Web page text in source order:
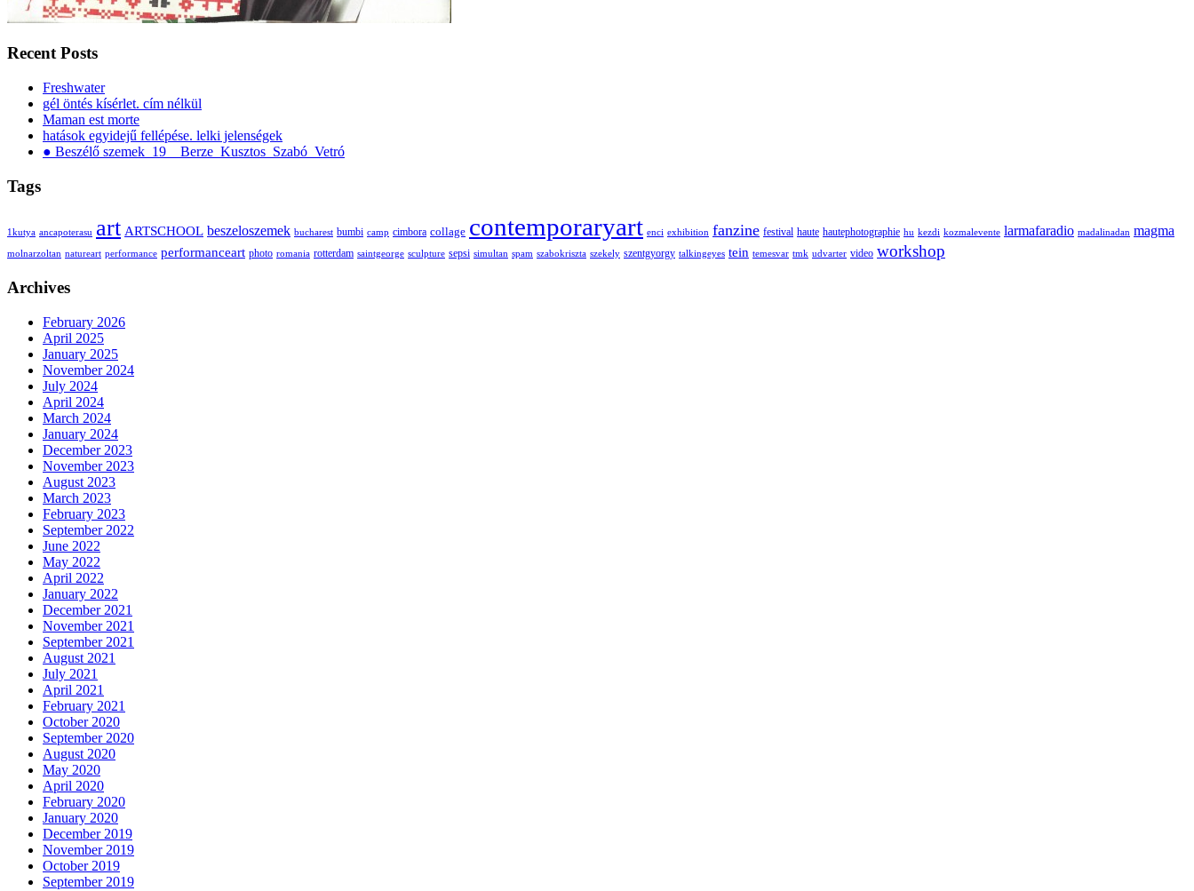
Recent Posts
Freshwater
gél öntés kísérlet. cím nélkül
Maman est morte
hatások egyidejű fellépése. lelki jelenségek
● Beszélő szemek_19__Berze_Kusztos_Szabó_Vetró
Tags
1kutya ancapoterasu art ARTSCHOOL beszeloszemek bucharest bumbi camp cimbora collage contemporaryart enci exhibition fanzine festival haute hautephotographie hu kezdi kozmalevente larmafaradio madalinadan magma
molnarzoltan natureart performance performanceart photo romania rotterdam saintgeorge sculpture sepsi simultan spam szabokriszta szekely szentgyorgy talkingeyes tein temesvar tmk udvarter video workshop
Archives
February 2026
April 2025
January 2025
November 2024
July 2024
April 2024
March 2024
January 2024
December 2023
November 2023
August 2023
March 2023
February 2023
September 2022
June 2022
May 2022
April 2022
January 2022
December 2021
November 2021
September 2021
August 2021
July 2021
April 2021
February 2021
October 2020
September 2020
August 2020
May 2020
April 2020
February 2020
January 2020
December 2019
November 2019
October 2019
September 2019